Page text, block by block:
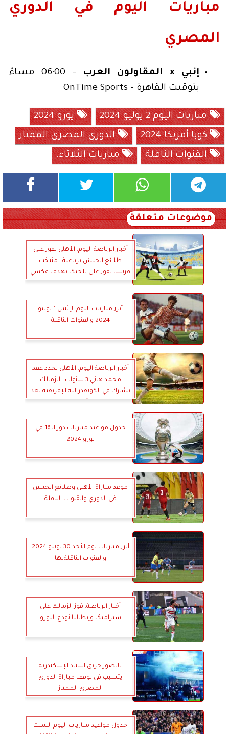
مباريات اليوم في الدوري
المصري
إنبي x المقاولون العرب
- 06:00 مساءً
بتوقيت القاهرة - OnTime Sports
مباريات اليوم 2 يوليو 2024
يورو 2024
كوبا أمريكا 2024
الدوري المصري الممتاز
القنوات الناقلة
مباريات الثلاثاء.
موضوعات متعلقة
أخبار الرياضة اليوم: الأهلي يفوز على
طلائع الجيش برباعية.. منتخب
فرنسا يفوز على بلجيكا بهدف عكسي
أبرز مباريات اليوم الإثنين 1 يوليو
2024 والقنوات الناقلة
أخبار الرياضة اليوم: الأهلي يجدد عقد
محمد هاني 3 سنوات.. الزمالك
يشارك في الكونفدرالية الإفريقية بعد
جدول مواعيد مباريات دور الـ16 في
يورو 2024
موعد مباراة الأهلي وطلائع الجيش
فى الدوري والقنوات الناقلة
أبرز مباريات يوم الأحد 30 يونيو 2024
والقنوات الناقلةلها
أخبار الرياضة: فوز الزمالك على
سيراميكا وإيطاليا تودع اليورو
بالصور حريق استاد الإسكندرية
يتسبب في توقف مباراة الدوري
المصري الممتاز
جدول مواعيد مباريات اليوم السبت